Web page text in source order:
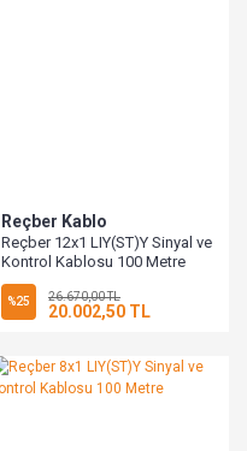
Reçber Kablo
Reçber 12x1 LIY(ST)Y Sinyal ve
Kontrol Kablosu 100 Metre
%25 26.670,00 TL
20.002,50 TL